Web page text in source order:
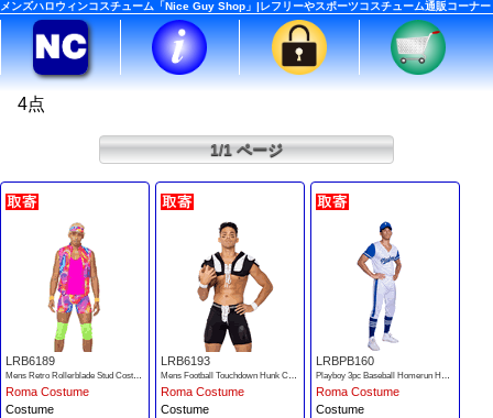
メンズハロウィンコスチューム「Nice Guy Shop」|レフリーやスポーツコスチューム通販コーナー
4点
1/1 ページ
LRB6189
Mens Retro Rollerblade Stud Costume
Roma Costume
Costume
LRB6193
Mens Football Touchdown Hunk Costume
Roma Costume
Costume
LRBPB160
Playboy 3pc Baseball Homerun Hunk Costume
Roma Costume
Costume